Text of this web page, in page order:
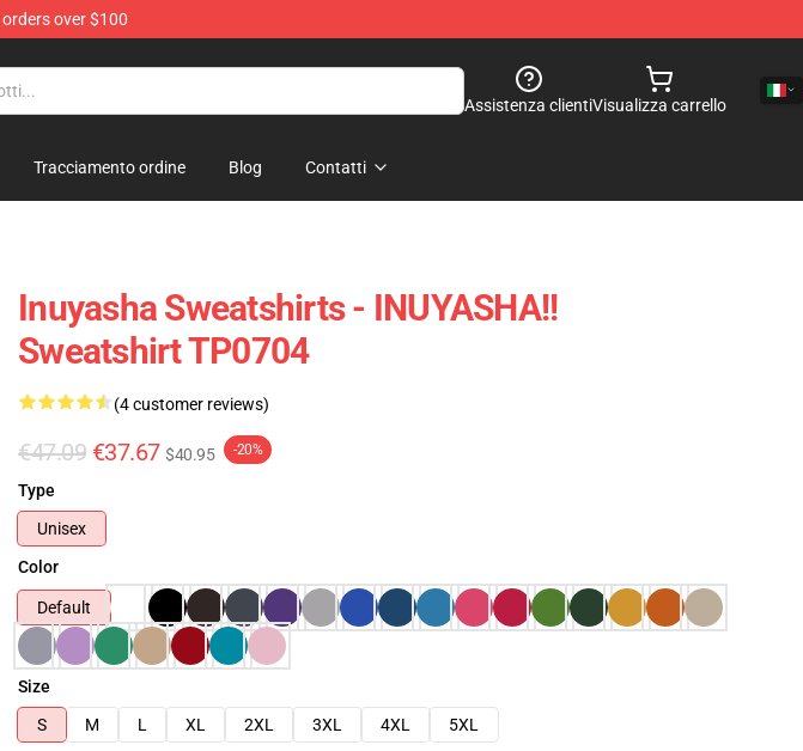
over $100
Assistenza clientiVisualizza carrello
Tracciamento ordine Blog Contatti
Inuyasha Sweatshirts - INUYASHA!!
Sweatshirt TP0704
(4 customer reviews)
€47.09 €37.67 $40.95 -20%
Type
Unisex
Color
Default
Size
S
M L XL 2XL 3XL 4XL
5XL